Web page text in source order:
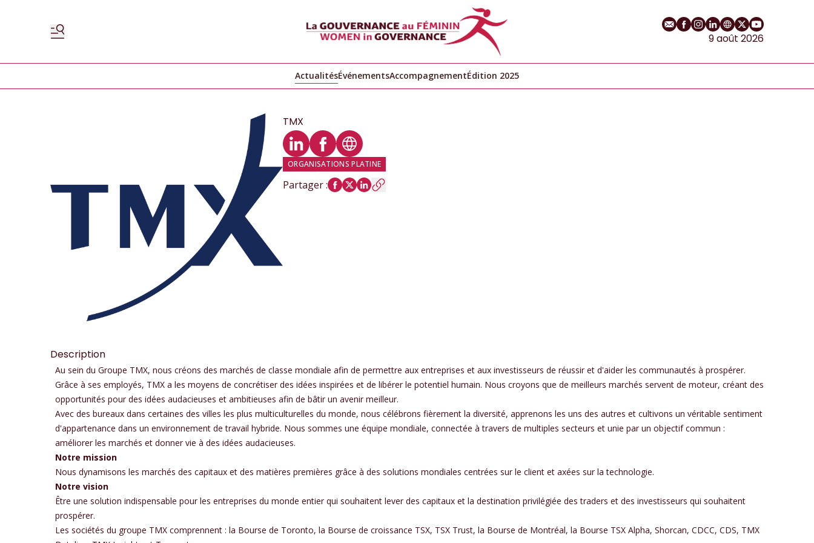
E-mailProfil Facebook
Profil Instagram
Profil LinkedIn
Site web
Profil Twitter
Chaîne
9 août 2026
ActualitésÉvénementsAccompagnementÉdition 2025
TMX
Profil LinkedIn
Profil Facebook
Site web
ORGANISATIONS PLATINE
Partager:
Description
Au sein du Groupe TMX, nous créons des marchés de classe mondiale afin de permettre aux entreprises et aux investisseurs de réussir et d'aider les communautés à prospérer.
Grâce à ses employés, TMX a les moyens de concrétiser des idées inspirées et de libérer le potentiel humain. Nous croyons que de meilleurs marchés servent de moteur, créant des
opportunités pour des idées audacieuses et ambitieuses afin de bâtir un avenir meilleur.
Avec des bureaux dans certaines des villes les plus multiculturelles du monde, nous célébrons fièrement la diversité, apprenons les uns des autres et cultivons un véritable sentiment
d'appartenance dans un environnement de travail hybride. Nous sommes une équipe mondiale, connectée à travers de multiples secteurs et unie par un objectif commun :
améliorer les marchés et donner vie à des idées audacieuses.
Notre mission
Nous dynamisons les marchés des capitaux et des matières premières grâce à des solutions mondiales centrées sur le client et axées sur la technologie.
Notre vision
Être une solution indispensable pour les entreprises du monde entier qui souhaitent lever des capitaux et la destination privilégiée des traders et des investisseurs qui souhaitent
prospérer.
Les sociétés du groupe TMX comprennent : la Bourse de Toronto, la Bourse de croissance TSX, TSX Trust, la Bourse de Montréal, la Bourse TSX Alpha, Shorcan, CDCC, CDS, TMX